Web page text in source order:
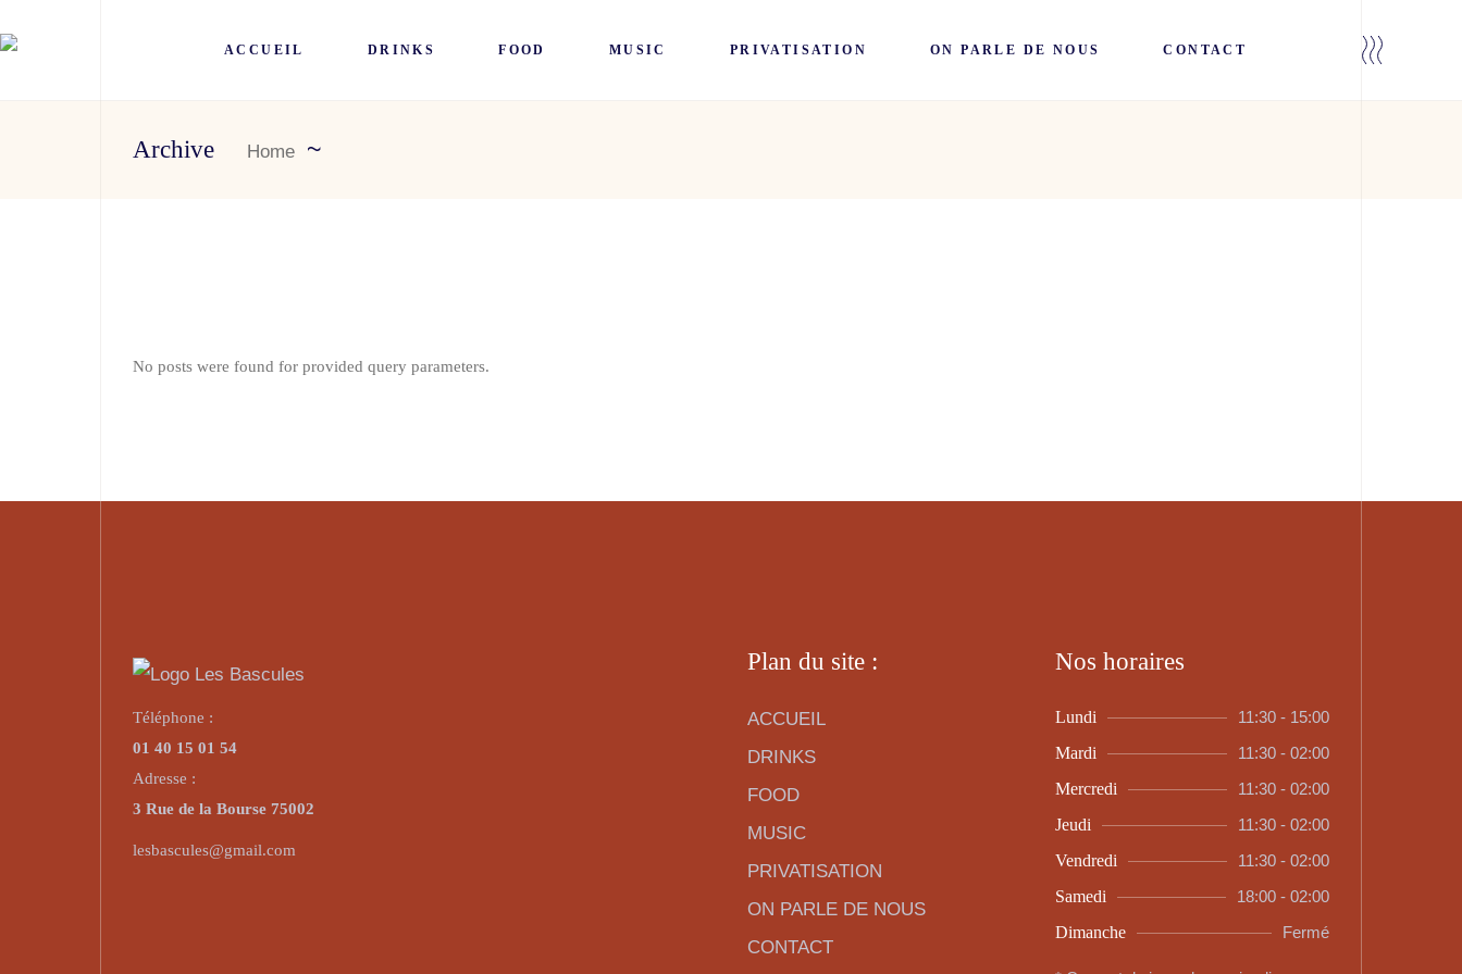
ACCUEIL DRINKS FOOD MUSIC PRIVATISATION ON PARLE DE NOUS CONTACT
Archive Home
No posts were found for provided query parameters.
Téléphone :
01 40 15 01 54
Adresse :
3 Rue de la Bourse 75002
lesbascules@gmail.com
Plan du site :
ACCUEIL
DRINKS
FOOD
MUSIC
PRIVATISATION
ON PARLE DE NOUS
CONTACT
Nos horaires
Lundi
11:30 - 15:00
Mardi
11:30 - 02:00
Mercredi
11:30 - 02:00
Jeudi
11:30 - 02:00
Vendredi
11:30 - 02:00
Samedi
18:00 - 02:00
Dimanche
Fermé